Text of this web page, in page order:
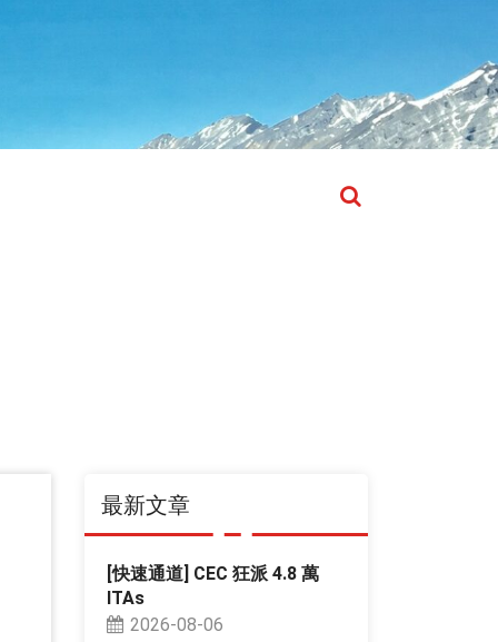
最新文章
[快速通道] CEC 狂派 4.8 萬
ITAs
2026-08-06